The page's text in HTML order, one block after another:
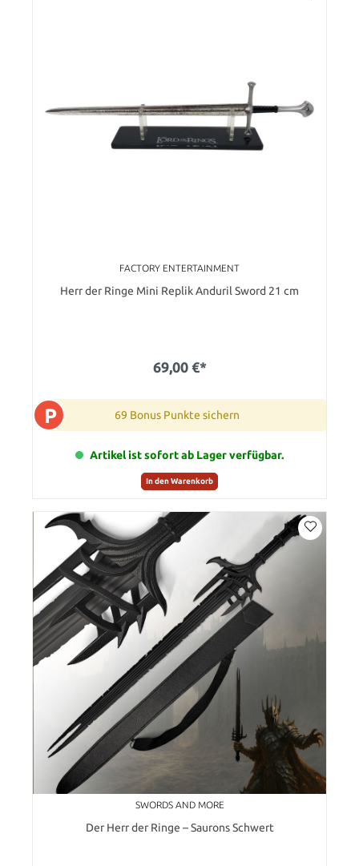
FACTORY ENTERTAINMENT
Herr der Ringe Mini Replik Anduril Sword 21 cm
69,00 €*
P 69 Bonus Punkte sichern
Artikel ist sofort ab Lager verfügbar.
In den Warenkorb
SWORDS AND MORE
Der Herr der Ringe – Saurons Schwert